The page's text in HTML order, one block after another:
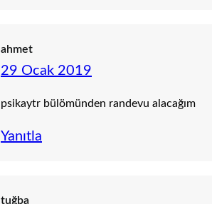
ahmet
29 Ocak 2019
psikaytr bülömünden randevu alacağım
Yanıtla
tuğba